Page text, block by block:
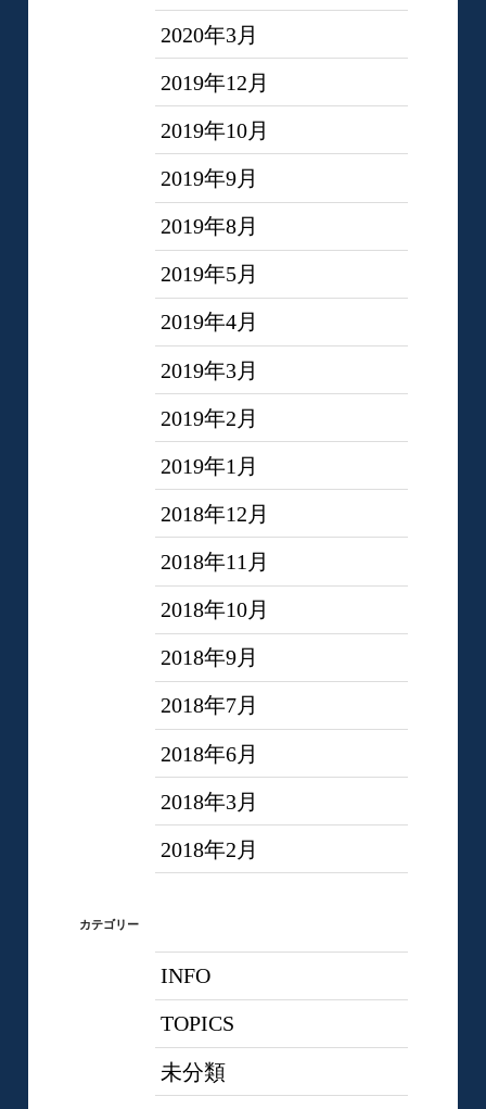
2020年3月
2019年12月
2019年10月
2019年9月
2019年8月
2019年5月
2019年4月
2019年3月
2019年2月
2019年1月
2018年12月
2018年11月
2018年10月
2018年9月
2018年7月
2018年6月
2018年3月
2018年2月
カテゴリー
INFO
TOPICS
未分類